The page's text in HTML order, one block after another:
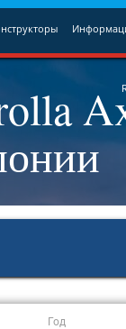
Год